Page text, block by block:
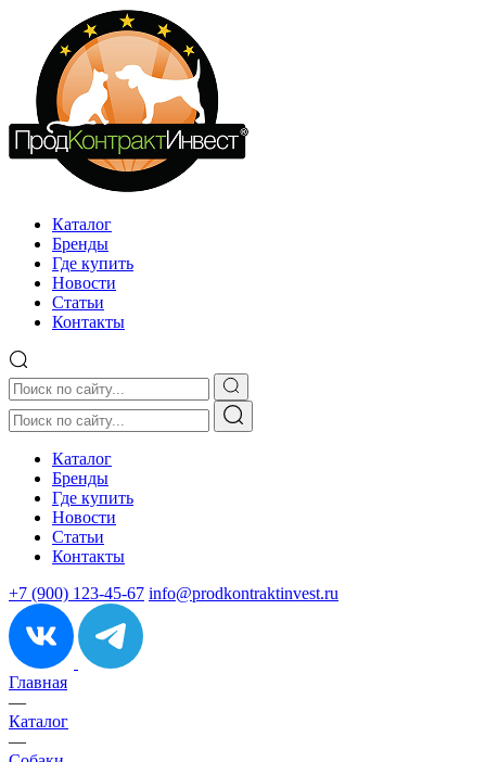
Каталог
Бренды
Где купить
Новости
Статьи
Контакты
Каталог
Бренды
Где купить
Новости
Статьи
Контакты
+7 (900) 123-45-67 info@prodkontraktinvest.ru
Главная
—
Каталог
—